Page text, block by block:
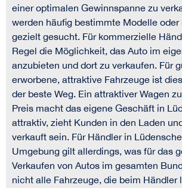
einer optimalen Gewinnspanne zu
werden häufig bestimmte Modelle oder
gezielt gesucht. Für kommerzielle
Regel die Möglichkeit, das Auto im
anzubieten und dort zu verkaufen. Für
erworbene, attraktive Fahrzeuge ist
der beste Weg. Ein attraktiver Wagen
Preis macht das eigene Geschäft in
attraktiv, zieht Kunden in den Laden
verkauft sein. Für Händler in
Umgebung gilt allerdings, was für das
Verkaufen von Autos im gesamten
nicht alle Fahrzeuge, die beim Händler